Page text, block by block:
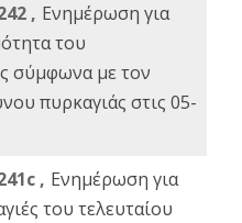
, Ενημέρωση για
του
σύμφωνα με τον
πυρκαγιάς στις 05-
, Ενημέρωση για
του τελευταίου